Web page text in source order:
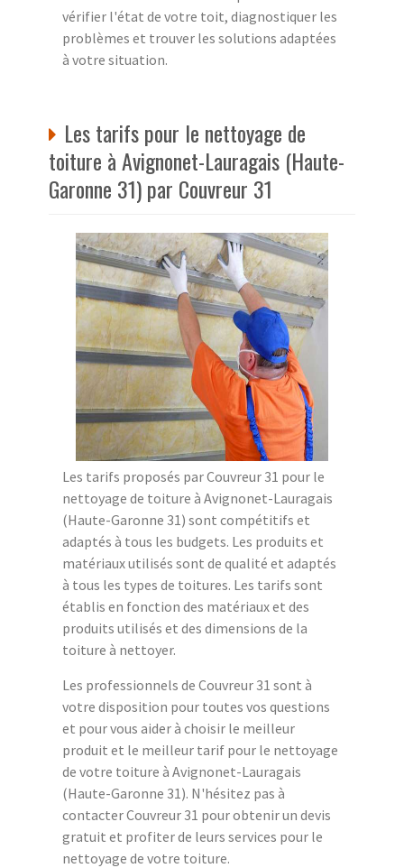
vérifier l'état de votre toit, diagnostiquer les
problèmes et trouver les solutions adaptées
à votre situation.
Les tarifs pour le nettoyage de
toiture à Avignonet-Lauragais (Haute-
Garonne 31) par Couvreur 31
Les tarifs proposés par Couvreur 31 pour le
nettoyage de toiture à Avignonet-Lauragais
(Haute-Garonne 31) sont compétitifs et
adaptés à tous les budgets. Les produits et
matériaux utilisés sont de qualité et adaptés
à tous les types de toitures. Les tarifs sont
établis en fonction des matériaux et des
produits utilisés et des dimensions de la
toiture à nettoyer.
Les professionnels de Couvreur 31 sont à
votre disposition pour toutes vos questions
et pour vous aider à choisir le meilleur
produit et le meilleur tarif pour le nettoyage
de votre toiture à Avignonet-Lauragais
(Haute-Garonne 31). N'hésitez pas à
contacter Couvreur 31 pour obtenir un devis
gratuit et profiter de leurs services pour le
nettoyage de votre toiture.